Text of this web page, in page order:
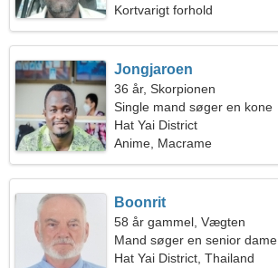
Kortvarigt forhold
Jongjaroen
36 år, Skorpionen
Single mand søger en kone
Hat Yai District
Anime, Macrame
Boonrit
58 år gammel, Vægten
Mand søger en senior dame
Hat Yai District, Thailand